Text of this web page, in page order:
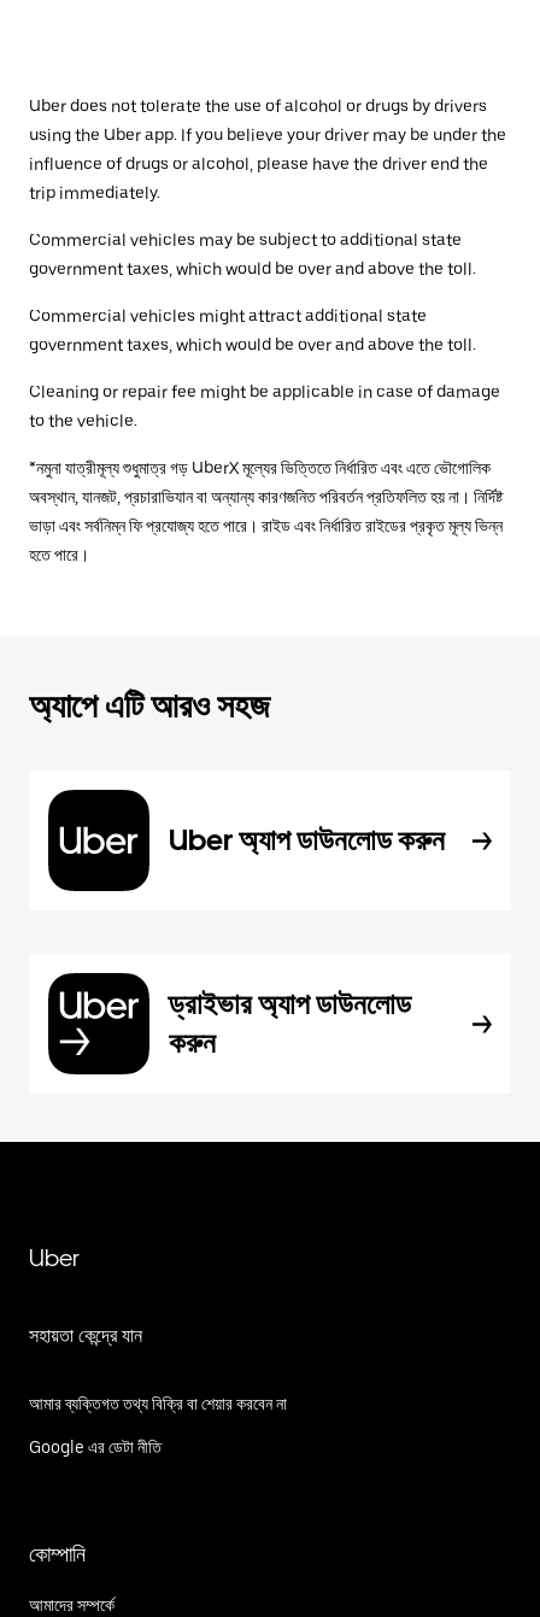
Uber does not tolerate the use of alcohol or drugs by drivers
using the Uber app. If you believe your driver may be under the
influence of drugs or alcohol, please have the driver end the
trip immediately.
Commercial vehicles may be subject to additional state
government taxes, which would be over and above the toll.
Commercial vehicles might attract additional state
government taxes, which would be over and above the toll.
Cleaning or repair fee might be applicable in case of damage
to the vehicle.
*নমুনা যাত্রীমূল্য শুধুমাত্র গড় UberX মূল্যের ভিত্তিতে নির্ধারিত এবং এতে ভৌগোলিক
অবস্থান, যানজট, প্রচারাভিযান বা অন্যান্য কারণজনিত পরিবর্তন প্রতিফলিত হয় না। নির্দিষ্ট
ভাড়া এবং সর্বনিম্ন ফি প্রযোজ্য হতে পারে। রাইড এবং নির্ধারিত রাইডের প্রকৃত মূল্য ভিন্ন
হতে পারে।
অ্যাপে এটি আরও সহজ
Uber অ্যাপ ডাউনলোড করুন
ড্রাইভার অ্যাপ ডাউনলোড
করুন
Uber
সহায়তা কেন্দ্রে যান
আমার ব্যক্তিগত তথ্য বিক্রি বা শেয়ার করবেন না
Google এর ডেটা নীতি
কোম্পানি
আমাদের সম্পর্কে